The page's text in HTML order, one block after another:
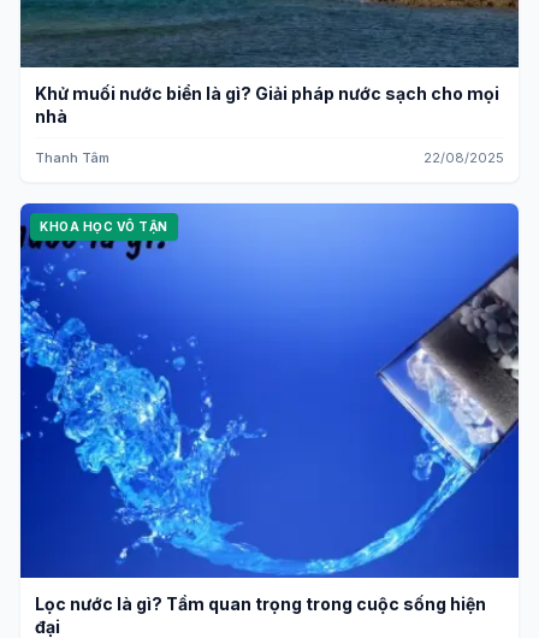
Khử muối nước biển là gì? Giải pháp nước sạch cho mọi
nhà
Thanh Tâm 22/08/2025
KHOA HỌC VÔ TẬN
Lọc nước là gì? Tầm quan trọng trong cuộc sống hiện
đại